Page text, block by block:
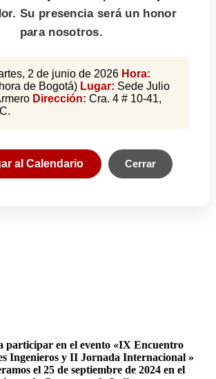
Su presencia será un honor
para nosotros.
2 de junio de 2026 Hora:
de Bogotá) Lugar: Sede Julio
Dirección: Cra. 4 # 10-41,
al Calendario Cerrar
participar en el evento «IX Encuentro
Ingenieros y II Jornada Internacional »
el 25 de septiembre de 2024 en el